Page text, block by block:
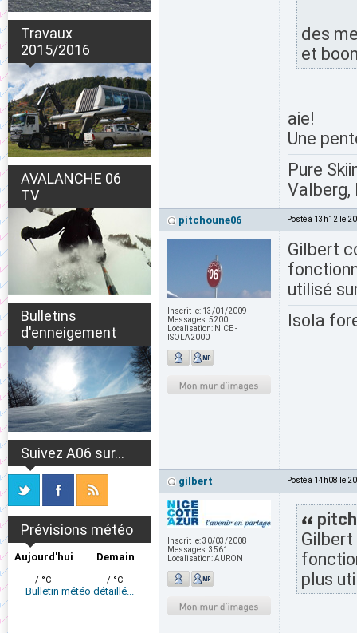
Travaux
2015/2016
AVALANCHE 06
TV
Bulletins
d'enneigement
Suivez A06 sur...
Prévisions météo
Aujourd'hui
/ °C
Demain
/ °C
Bulletin météo détaillé...
des
et
aie!
Une
Pure
Valberg,
pitchoune06 Posté à 13h12 le
Inscrit le: 13/01/2009
Messages:5200
Localisation: NICE -
ISOLA2000
Gilbert
utilisé
Isola
gilbert Posté à 14h08 le
Inscrit le:30/03/2008
Messages:3561
Localisation:AURON
Gilbert
plus